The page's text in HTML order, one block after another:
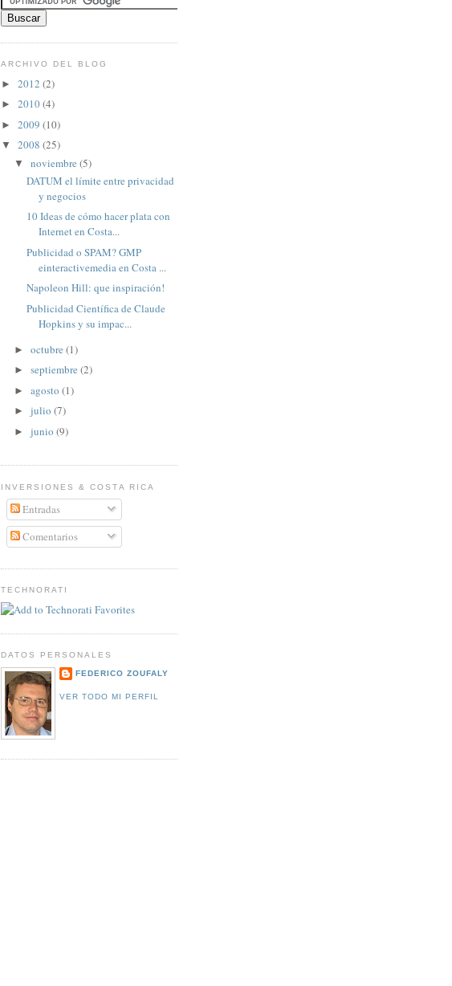
ARCHIVO DEL BLOG
► 2012 (2)
► 2010(4)
► 2009 (10)
▼ 2008 (25)
▼ noviembre (5)
DATUM el límite entre privacidad
y negocios
10 Ideas de cómo hacer plata con
Internet en Costa...
Publicidad o SPAM? GMP
einteractivemedia en Costa ...
Napoleon Hill: que inspiración!
Publicidad Científica de Claude
Hopkins y su impac...
► octubre (1)
► septiembre (2)
► agosto (1)
► julio (7)
► junio (9)
INVERSIONES & COSTA RICA
Entradas
Comentarios
TECHNORATI
DATOS PERSONALES
FEDERICO ZOUFALY
VER TODO MI PERFIL